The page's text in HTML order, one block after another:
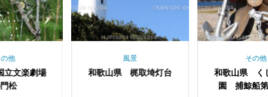
山県 梶取埼灯台
和歌山県 くじら浜公
大阪